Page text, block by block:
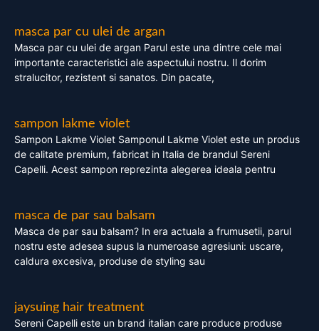
masca par cu ulei de argan
Masca par cu ulei de argan Parul este una dintre cele mai
importante caracteristici ale aspectului nostru. Il dorim
stralucitor, rezistent si sanatos. Din pacate,
sampon lakme violet
Sampon Lakme Violet Samponul Lakme Violet este un produs
de calitate premium, fabricat in Italia de brandul Sereni
Capelli. Acest sampon reprezinta alegerea ideala pentru
masca de par sau balsam
Masca de par sau balsam? In era actuala a frumusetii, parul
nostru este adesea supus la numeroase agresiuni: uscare,
caldura excesiva, produse de styling sau
jaysuing hair treatment
Sereni Capelli este un brand italian care produce produse